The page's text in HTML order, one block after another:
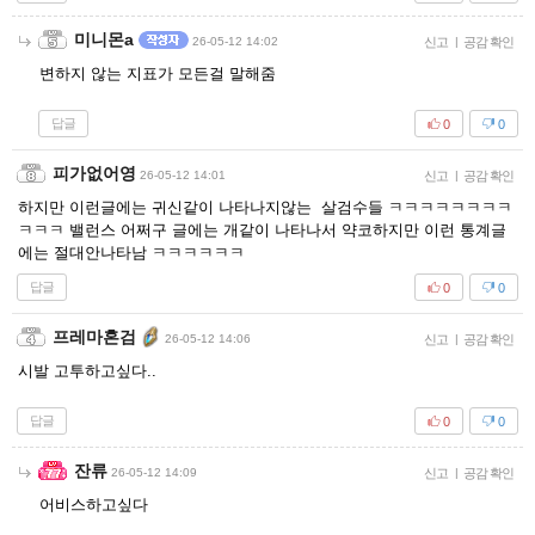
미니몬a 26-05-12 14:02 신고 | 공감 확인
변하지 않는 지표가 모든걸 말해줌
답글 0
0
피가없어영 26-05-12 14:01 신고 | 공감 확인
하지만 이런글에는 귀신같이 나타나지않는 살검수들 ㅋㅋㅋㅋㅋㅋㅋㅋ
ㅋㅋㅋ 밸런스 어쩌구 글에는 개같이 나타나서 약코하지만 이런 통계글
에는 절대안나타남 ㅋㅋㅋㅋㅋㅋ
답글 0
0
프레마혼검 26-05-12 14:06 신고 | 공감 확인
시발 고투하고싶다..
답글 0
0
잔류 26-05-12 14:09 신고 | 공감 확인
어비스하고싶다